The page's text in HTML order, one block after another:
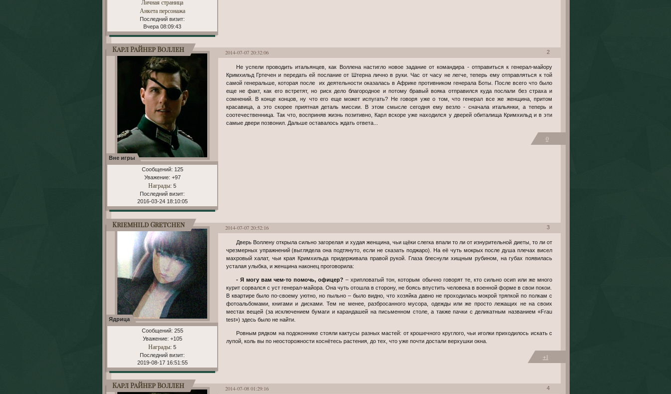
Личная страница
Анкета персонажа
Последний визит:
Вчера 08:09:43
2
2014-07-07 20:32:06
Карл Райнер Воллен
Вне игры
Сообщений: 125
Уважение: +97
Награды: 5
Последний визит:
2016-03-24 18:10:05
Не успели проводить итальянцев, как Воллена настигло новое задание от командира - отправиться к генерал-майору
Кримхильд Гртечен и передать ей послание от Штерна лично в руки. Час от часу не легче, теперь ему отправляться к той
самой генеральше, которая после их деятельности оказалась в Африке противником генерала Боты. После всего что было
еще не факт, как его встретят, но риск дело благородное и потому бравый вояка отправился куда послали без страха и
сомнений. В конце концов, ну что его еще может испугать? Не говоря уже о том, что генерал все же женщина, притом
красавица, а это скорее приятная деталь миссии. В этом смысле сегодня ему везло - сначала итальянки, а теперь и
соотечественница. Так что, восприняв жизнь позитивно, Карл вскоре уже находился у дверей обиталища Кримхильд и в эти
самые двери позвонил. Дальше оставалось ждать ответа...
0
3
2014-07-07 20:52:16
Kriemhild Gretchen
Ядрица
Сообщений: 255
Уважение: +105
Награды: 5
Последний визит:
2019-08-17 16:51:55
Дверь Воллену открыла сильно загорелая и худая женщина, чьи щёки слегка впали то ли от изнурительной диеты, то ли от
чрезмерных упражнений (выглядела она подтянуто, если не сказать поджаро). На её чуть мокрых после душа плечах висел
махровый халат, чьи края Кримхильда придерживала правой рукой. Глаза блеснули хищным рубином, на губах появилась
усталая улыбка, и женщина наконец проговорила:
- Я могу вам чем-то помочь, офицер? – хрипловатый тон, которым обычно говорят те, кто сильно осип или же много
курит сорвался с уст генерал-майора. Она чуть отошла в сторону, не боясь впустить человека в военной форме в свои покои.
В квартире было по-своему уютно, но пыльно – было видно, что хозяйка давно не проходилась мокрой тряпкой по полкам с
фотоальбомами, книгами и дисками. Тем не менее, разбросанного мусора, одежды или же просто лежащих не на своих
местах вещей (за исключением бумаги и карандашей на письменном столе, а также пачки с деликатным названием «Frau
test») здесь было не найти.
Ровным рядком на подоконнике стояли кактусы разных мастей: от крошечного круглого, чьи иголки приходилось искать с
лупой, коль вы по неосторожности коснётесь растения, до тех, что уже почти достали верхушки окна.
+1
4
2014-07-08 01:29:16
Карл Райнер Воллен